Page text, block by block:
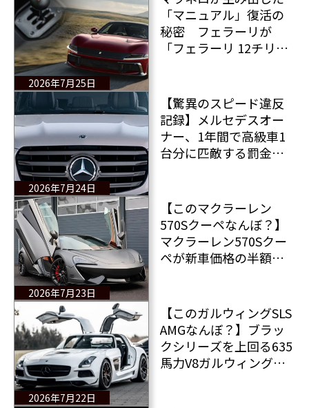
中！
2026年7月25日
「マニュアル」復活の
秘密 フェラーリが
「フェラーリ 12チリン
Manuale）」でマニュ
アルトランスミッショ
ンの復活を宣言
2026年7月24日
【驚異のスピード違反
記録】メルセデスオー
ナー、1年間で高級車1
台分に匹敵する罰金を
走っている・・・
2026年7月23日
【このマクラーレン
570Sクーペなんぼ？】
マクラーレン570Sクー
ペが新車価格の半額で
2026年7月22日
【このガルウィングSLS
AMGなんぼ？】ブラッ
クシリーズを上回る635
馬力V8ガルウィングの